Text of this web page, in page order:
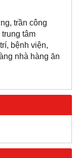
trần công
tâm
bệnh viện,
nhà hàng ăn